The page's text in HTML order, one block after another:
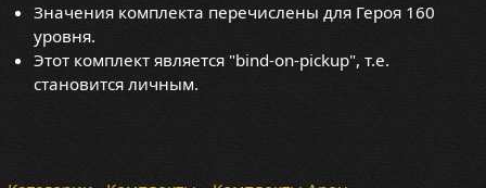
Значения комплекта перечислены для Героя 160
уровня.
Этот комплект является "bind-on-pickup", т.е.
становится личным.